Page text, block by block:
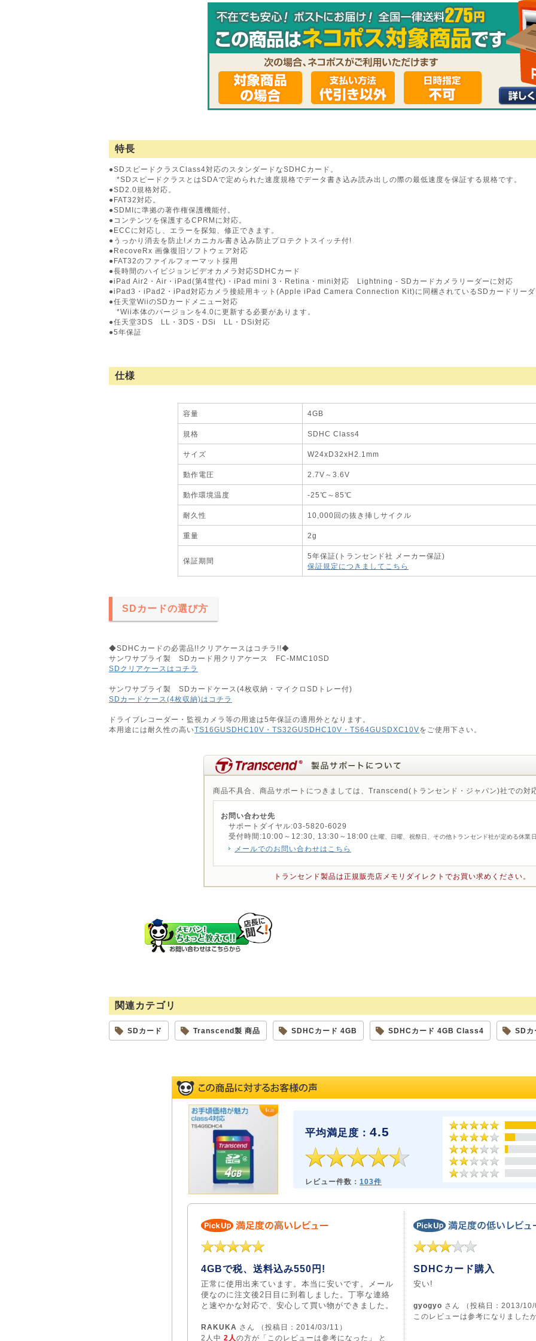
特長
●SDスピードクラスClass4対応のスタンダードなSDHCカード。
*SDスピードクラスとはSDAで定められた速度規格でデータ書き込み読み出しの際の最低速度を保証する規格です。
●SD2.0規格対応。
●FAT32対応。
●SDMIに準拠の著作権保護機能付。
●コンテンツを保護するCPRMに対応。
●ECCに対応し、エラーを探知、修正できます。
●うっかり消去を防止!メカニカル書き込み防止プロテクトスイッチ付!
●RecoveRx 画像復旧ソフトウェア対応
●FAT32のファイルフォーマット採用
●長時間のハイビジョンビデオカメラ対応SDHCカード
●iPad Air2・Air・iPad(第4世代)・iPad mini 3・Retina・mini対応 Lightning - SDカードカメラリーダーに対応
●iPad3・iPad2・iPad対応カメラ接続用キット(Apple iPad Camera Connection Kit)に同梱されているSDカードリーダ
●任天堂WiiのSDカードメニュー対応
*Wii本体のバージョンを4.0に更新する必要があります。
●任天堂3DS LL・3DS・DSi LL・DSi対応
●5年保証
仕様
容量 4GB
規格 SDHC Class4
サイズ W24xD32xH2.1mm
動作電圧 2.7V～3.6V
動作環境温度 -25℃～85℃
耐久性 10,000回の抜き挿しサイクル
重量 2g
保証期間
5年保証(トランセンド社 メーカー保証)
保証規定につきましてこちら
SDカードの選び方
◆SDHCカードの必需品!!クリアケースはコチラ!!◆
サンワサプライ製 SDカード用クリアケース FC-MMC10SD
SDクリアケースはコチラ
サンワサプライ製 SDカードケース(4枚収納・マイクロSDトレー付)
SDカードケース(4枚収納)はコチラ
ドライブレコーダー・監視カメラ等の用途は5年保証の適用外となります。
本用途には耐久性の高いTS16GUSDHC10V・TS32GUSDHC10V・TS64GUSDXC10Vをご使用下さい。
商品不具合、商品サポートにつきましては、Transcend(トランセンド・ジャパン)社での対
お問い合わせ先
サポートダイヤル:03-5820-6029
受付時間:10:00～12:30, 13:30～18:00 (土曜、日曜、祝祭日、その他トランセンド社が定める休業
メールでのお問い合わせはこちら
トランセンド製品は正規販売店メモリダイレクトでお買い求めください。
関連カテゴリ
SDカード Transcend製 商品 SDHCカード 4GB SDHCカード 4GB Class4 SDカ
平均満足度： 4.5
レビュー件数： 103件
4GBで税、送料込み550円!
正常に使用出来ています。本当に安いです。メール
便なのに注文後2日目に到着しました。丁寧な連絡
と速やかな対応で、安心して買い物ができました。
RAKUKA さん （投稿日：2014/03/11）
2人中 2人の方が「このレビューは参考になった」 と
SDHCカード購入
安い!
gyogyo さん （投稿日：2013/10/
このレビューは参考になりました